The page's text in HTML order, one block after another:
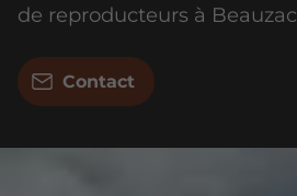
de reproducteurs à Beauzac
Contact